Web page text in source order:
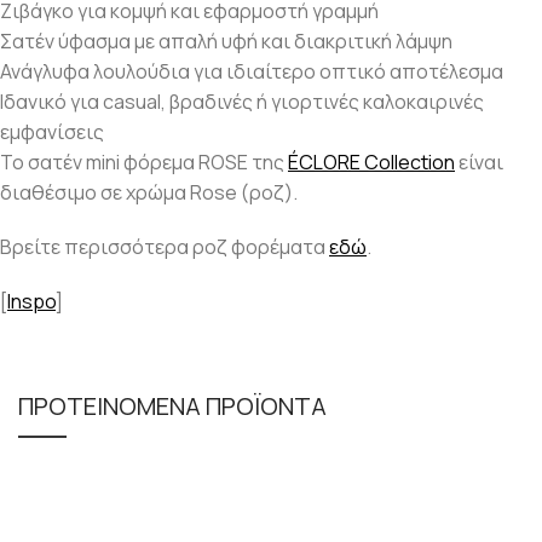
Ζιβάγκο για κομψή και εφαρμοστή γραμμή
Σατέν ύφασμα με απαλή υφή και διακριτική λάμψη
Ανάγλυφα λουλούδια για ιδιαίτερο οπτικό αποτέλεσμα
Ιδανικό για casual, βραδινές ή γιορτινές καλοκαιρινές
εμφανίσεις
To σατέν mini φόρεμα ROSE τηςÉCLORE Collectionείναι
διαθέσιμο σε χρώμα Rose (ροζ).
Βρείτε περισσότερα ροζ φορέματαεδώ.
[Inspo]
ΠΡΟΤΕΙΝΟΜΕΝΑ ΠΡΟΪΟΝΤΑ